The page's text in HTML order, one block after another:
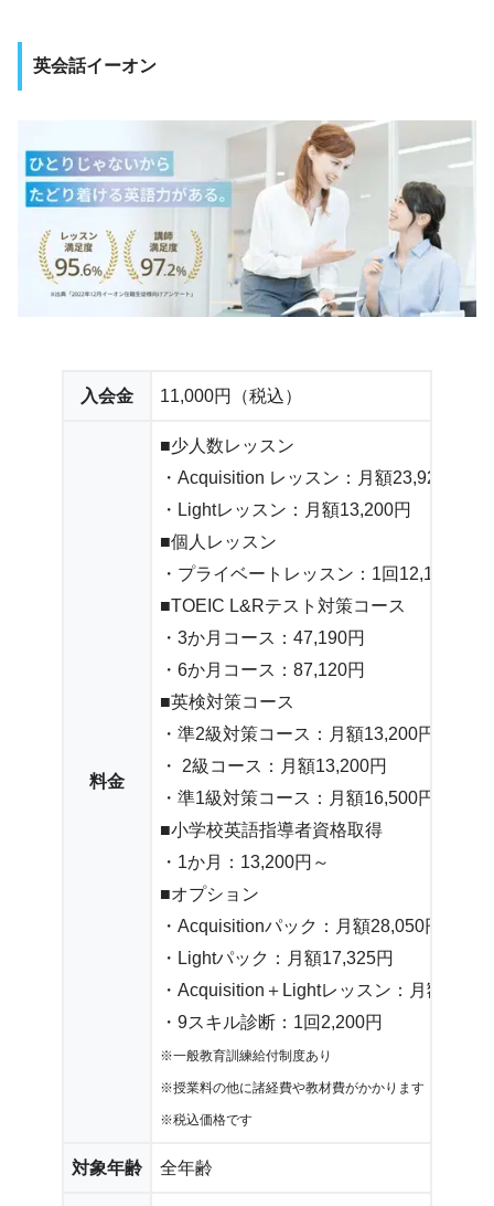
英会話イーオン
入会金 11,000円（税込）
料金
■少人数レッスン
・Acquisition レッスン：月額23,925円
・Lightレッスン：月額13,200円
■個人レッスン
・プライベートレッスン：1回12,100円
■TOEIC L&Rテスト対策コース
・3か月コース：47,190円
・6か月コース：87,120円
■英検対策コース
・準2級対策コース：月額13,200円
・ 2級コース：月額13,200円
・準1級対策コース：月額16,500円
■小学校英語指導者資格取得
・1か月：13,200円～
■オプション
・Acquisitionパック：月額28,050円
・Lightパック：月額17,325円
・Acquisition＋Lightレッスン：月額
・9スキル診断：1回2,200円
※一般教育訓練給付制度あり
※授業料の他に諸経費や教材費がかかります
※税込価格です
対象年齢 全年齢